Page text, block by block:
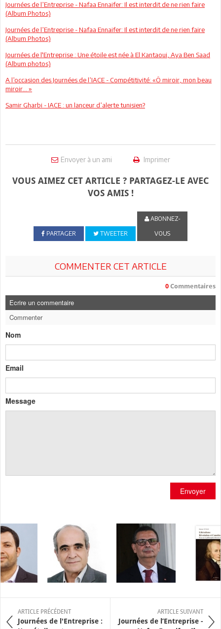
Journées de l’Entreprise - Nafaa Ennaifer: Il est interdit de ne rien faire
(Album Photos)
Journées de l’Entreprise - Nafaa Ennaifer: Il est interdit de ne rien faire
(Album Photos)
Journées de l'Entreprise : Une étoile est née à El Kantaoui, Aya Ben Saad
(Album photos)
A l’occasion des Journées de l’IACE - Compétitivité: «Ô miroir, mon beau
miroir… »
Samir Gharbi - IACE : un lanceur d’alerte tunisien?
Envoyer à un ami Imprimer
VOUS AIMEZ CET ARTICLE ? PARTAGEZ-LE AVEC
VOS AMIS !
PARTAGER TWEETER
ABONNEZ-
VOUS
COMMENTER CET ARTICLE
0 Commentaires
Ecrire un commentaire
Commenter
Nom
Email
Message
Envoyer
ARTICLE PRÉCÉDENT
Journées de l'Entreprise :
ARTICLE SUIVANT
Journées de l’Entreprise -